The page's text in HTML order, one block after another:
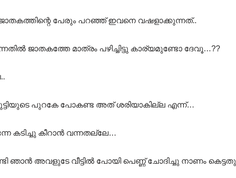
പേരും പറഞ്ഞ് ഇവനെ വഷളാക്കുന്നത്..
ജാതകത്തേ മാത്രം പഴിച്ചിട്ടു കാര്യമുണ്ടോ ദേവൂ…??
പുറകേ പോകണ്ട അത് ശരിയാകില്ല എന്ന്…
കടിച്ചു കീറാൻ വന്നതല്ലേ…
ഞാൻ അവളുടേ വീട്ടിൽ പോയി പെണ്ണ് ചോദിച്ചു നാണം കെട്ടതു